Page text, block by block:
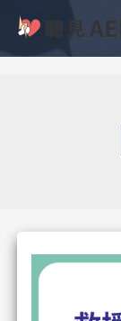
主
文
章
分
彙
整